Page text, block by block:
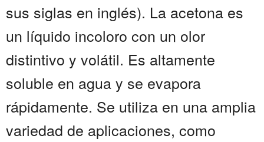
sus siglas en inglés). La acetona es
un líquido incoloro con un olor
distintivo y volátil. Es altamente
soluble en agua y se evapora
rápidamente. Se utiliza en una amplia
variedad de aplicaciones, como